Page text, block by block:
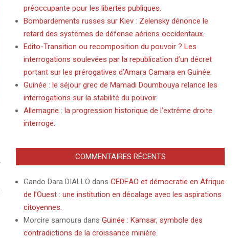
préoccupante pour les libertés publiques.
Bombardements russes sur Kiev : Zelensky dénonce le
retard des systèmes de défense aériens occidentaux.
Edito-Transition ou recomposition du pouvoir ? Les
interrogations soulevées par la republication d’un décret
portant sur les prérogatives d’Amara Camara en Guinée.
Guinée : le séjour grec de Mamadi Doumbouya relance les
interrogations sur la stabilité du pouvoir.
Allemagne : la progression historique de l’extrême droite
interroge.
COMMENTAIRES RÉCENTS
Gando Dara DIALLO dans CEDEAO et démocratie en Afrique
de l’Ouest : une institution en décalage avec les aspirations
citoyennes.
Morcire samoura dans Guinée : Kamsar, symbole des
contradictions de la croissance minière.